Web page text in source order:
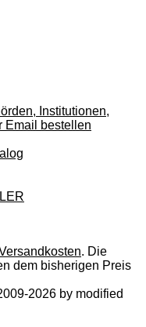
Institutionen,
Email bestellen
. Die
dem bisherigen Preis
2026 by modified